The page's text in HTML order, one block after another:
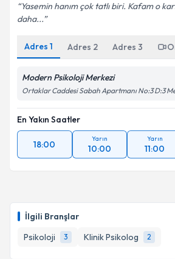
İlgili Branşlar
Psikoloji
3 Klinik Psikolog 2
Yasemin hanım çok tatlı biri. Kafam o
daha...
Adres 1 Adres 2 Adres 3
Modern Psikoloji Merkezi
Ortaklar Caddesi Sabah Apartmanı No:3 D:3
En Yakın Saatler
18:00
Yarın
10:00
Yarın
11:00